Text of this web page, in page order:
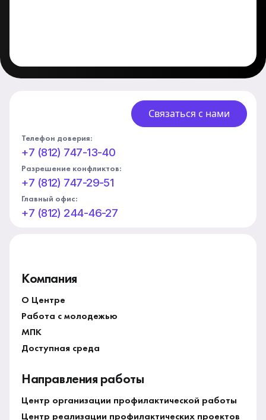
Связаться с нами
Телефон доверия:
+7 (812) 747-13-40
Разрешение конфликтов:
+7 (812) 747-29-51
Главный офис:
+7 (812) 244-46-27
Компания
О Центре
Работа с молодежью
МПК
Доступная среда
Направления работы
Центр организации профилактической работы
Центр реализации профилактических проектов